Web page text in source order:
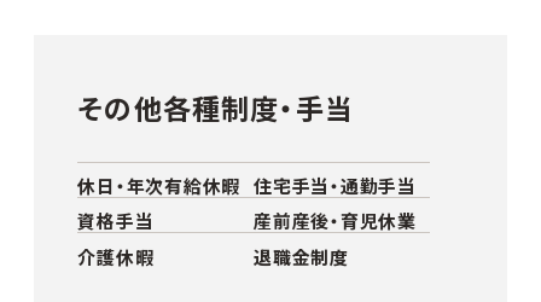
その他各種制度・手当
休日・年次有給休暇 住宅手当・通勤手当
資格手当
産前産後・育児休業
介護休暇
退職金制度